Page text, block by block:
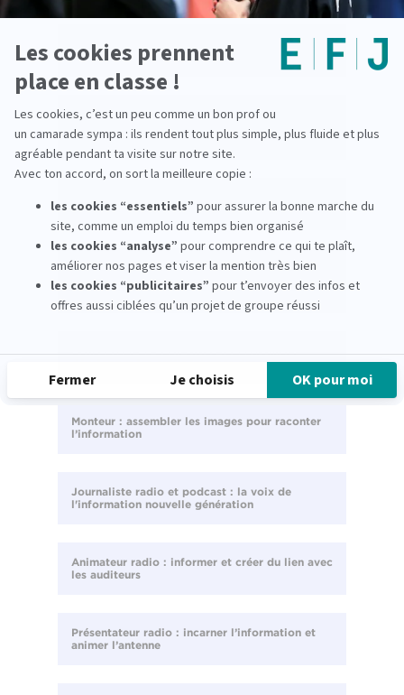
Journaliste reporter web : enquêter et produire
l’information pour le numérique
Journaliste concepteur de base de données
d’informations : structurer l’information pour
mieux l’analyser
l’information en continu
Concepteur/développeur d’applications
d’informations mobiles : créer les outils
d’accès à l’actualité
Concepteur de back office rédactionnel :
développer les outils internes des médias
Monteur : assembler les images pour raconter
l’information
Journaliste radio et podcast : la voix de
l'information nouvelle génération
Animateur radio : informer et créer du lien avec
les auditeurs
Présentateur radio : incarner l’information et
animer l’antenne